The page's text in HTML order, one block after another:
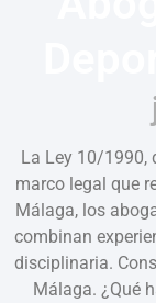
La Ley 10/1990,
marco legal que
Málaga, los
combinan
disciplinaria.
Málaga. ¿Qué